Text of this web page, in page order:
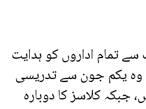
تمام اداروں کو ہدایت
وہ یکم جون سے تدریسی
جبکہ کلاسز کا دوبارہ